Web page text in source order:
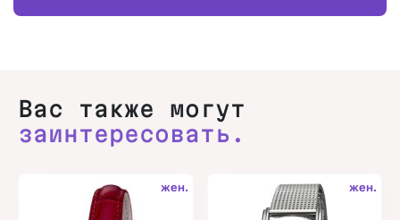
Вас также могут
заинтересовать.
жен. жен.